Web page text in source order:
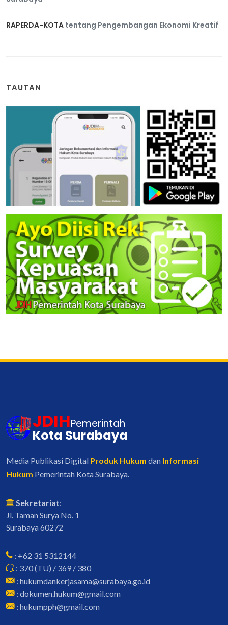
RAPERDA-KOTA tentang Pengembangan Ekonomi Kreatif
TAUTAN
JDIHPemerintah
Kota Surabaya
Media Publikasi Digital Produk Hukum dan Informasi
Hukum Pemerintah Kota Surabaya.
Sekretariat:
Jl. Taman Surya No. 1
Surabaya 60272
: +62 31 5312144
: 370 (TU) / 369 / 380
: hukumdankerjasama@surabaya.go.id
: dokumen.hukum@gmail.com
: hukumpph@gmail.com